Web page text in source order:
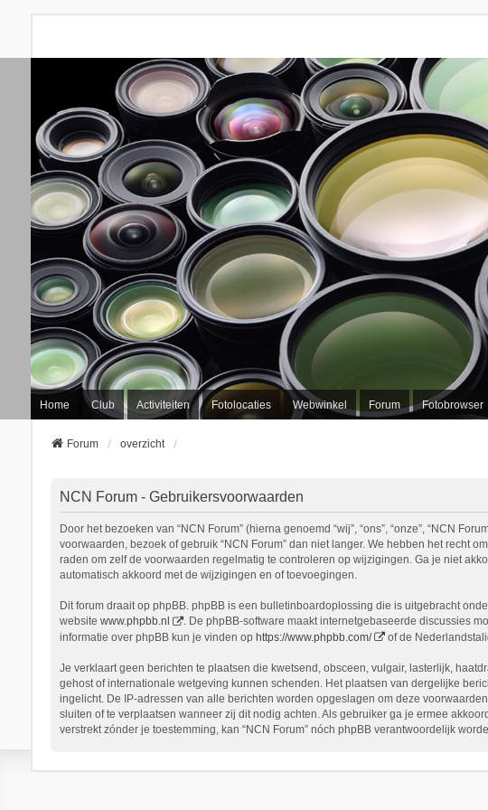
Home Club Activiteiten Fotolocaties Webwinkel Forum Fotobrowser
Forum overzicht
NCN Forum - Gebruikersvoorwaarden
Door het bezoeken van “NCN Forum” (hierna genoemd “wij”, “ons”, “onze”, “NCN
voorwaarden, bezoek of gebruik “NCN Forum” dan niet langer. We hebben het recht
raden om zelf de voorwaarden regelmatig te controleren op wijzigingen. Ga je niet
automatisch akkoord met de wijzigingen en of toevoegingen.
Dit forum draait op phpBB. phpBB is een bulletinboardoplossing die is uitgebracht
website www.phpbb.nl
. De phpBB-software maakt internetgebaseerde discussies
informatie over phpBB kun je vinden op https://www.phpbb.com/ of de
Je verklaart geen berichten te plaatsen die kwetsend, obsceen, vulgair, lasterlijk,
gehost of internationale wetgeving kunnen schenden. Het plaatsen van dergelijke
ingelicht. De IP-adressen van alle berichten worden opgeslagen om deze
sluiten of te verplaatsen wanneer zij dit nodig achten. Als gebruiker ga je ermee
verstrekt zónder je toestemming, kan “NCN Forum” nóch phpBB verantwoordelijk